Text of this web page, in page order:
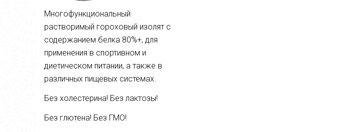
Многофункциональный
растворимый гороховый изолят с
содержанием белка 80%+, для
применения в спортивном и
диетическом питании, а также в
различных пищевых системах.
Без холестерина! Без лактозы!
Без глютена! Без ГМО!